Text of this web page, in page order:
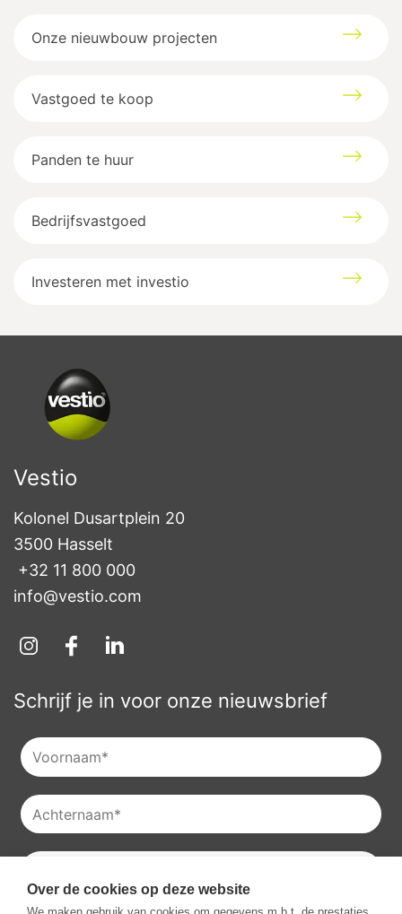
Onze nieuwbouw projecten
Vastgoed te koop
Panden te huur
Bedrijfsvastgoed
Investeren met investio
Vestio
Kolonel Dusartplein 20
3500 Hasselt
+32 11 800 000
info@vestio.com
Schrijf je in voor onze nieuwsbrief
Je kan onzeprivacyverklaringraadplegen en je kan je ook
Over de cookies op deze website